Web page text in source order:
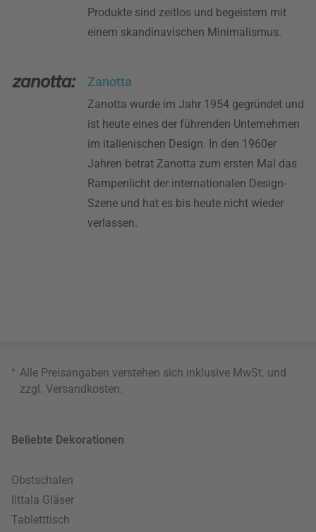
Produkte sind zeitlos und begeistern mit
einem skandinavischen Minimalismus.
Zanotta
Zanotta wurde im Jahr 1954 gegründet und
ist heute eines der führenden Unternehmen
im italienischen Design. In den 1960er
Jahren betrat Zanotta zum ersten Mal das
Rampenlicht der internationalen Design-
Szene und hat es bis heute nicht wieder
verlassen.
* Alle Preisangaben verstehen sich inklusive MwSt. und
zzgl. Versandkosten.
Beliebte Dekorationen
Obstschalen
Iittala Gläser
Tabletttisch